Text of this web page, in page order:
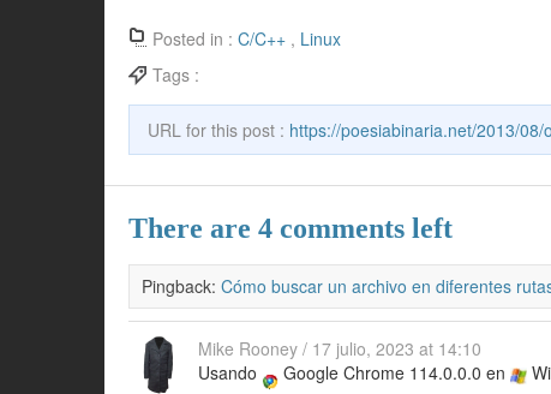
c
e
b
o
o
k
itt
st
Posted in : C/C++ , Linux
Tags :
URL for this post : https://poesiabinaria.net/2013/
There are 4 comments left
Pingback: Cómo buscar un archivo en diferentes
Mike Rooney / 17 julio, 2023 at 14:10
Usando
Google Chrome 114.0.0.0 en